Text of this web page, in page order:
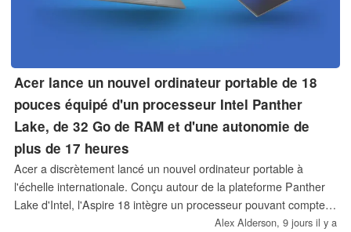
Acer lance un nouvel ordinateur portable de 18
pouces équipé d'un processeur Intel Panther
Lake, de 32 Go de RAM et d'une autonomie de
plus de 17 heures
Acer a discrètement lancé un nouvel ordinateur portable à
l'échelle internationale. Conçu autour de la plateforme Panther
Lake d'Intel, l'Aspire 18 intègre un processeur pouvant compter
jusqu'à 16 cœurs, 32 Go de mémoire vive, un écran à 120 Hz et
Alex Alderson, 9 jours il y a